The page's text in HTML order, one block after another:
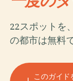
22スポットを
の都市は無料で
このガイド